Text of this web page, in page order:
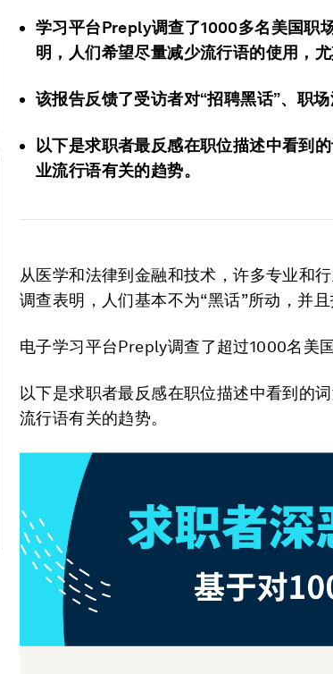
学习平台Preply调查了1000多名美国职
明，人们希望尽量减少流行语的使用，尤
该报告反馈了受访者对“招聘黑话”、职
以下是求职者最反感在职位描述中看到
业流行语有关的趋势。
从医学和法律到金融和技术，许多专业和
调查表明，人们基本不为“黑话”所动，并
电子学习平台Preply调查了超过1000名美
以下是求职者最反感在职位描述中看到的
流行语有关的趋势。